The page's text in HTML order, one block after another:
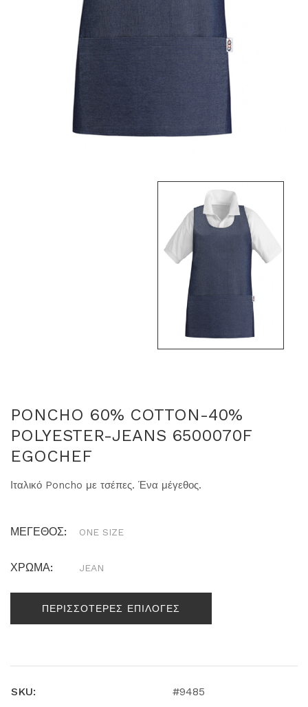
PONCHO 60% COTTON-40%
POLYESTER-JEANS 6500070F
EGOCHEF
Ιταλικό Poncho με τσέπες. Ένα μέγεθος.
ΜΕΓΕΘΟΣ: ONE SIZE
ΧΡΩΜΑ: JEAN
ΠΕΡΙΣΣΟΤΕΡΕΣ ΕΠΙΛΟΓΕΣ
SKU: #9485